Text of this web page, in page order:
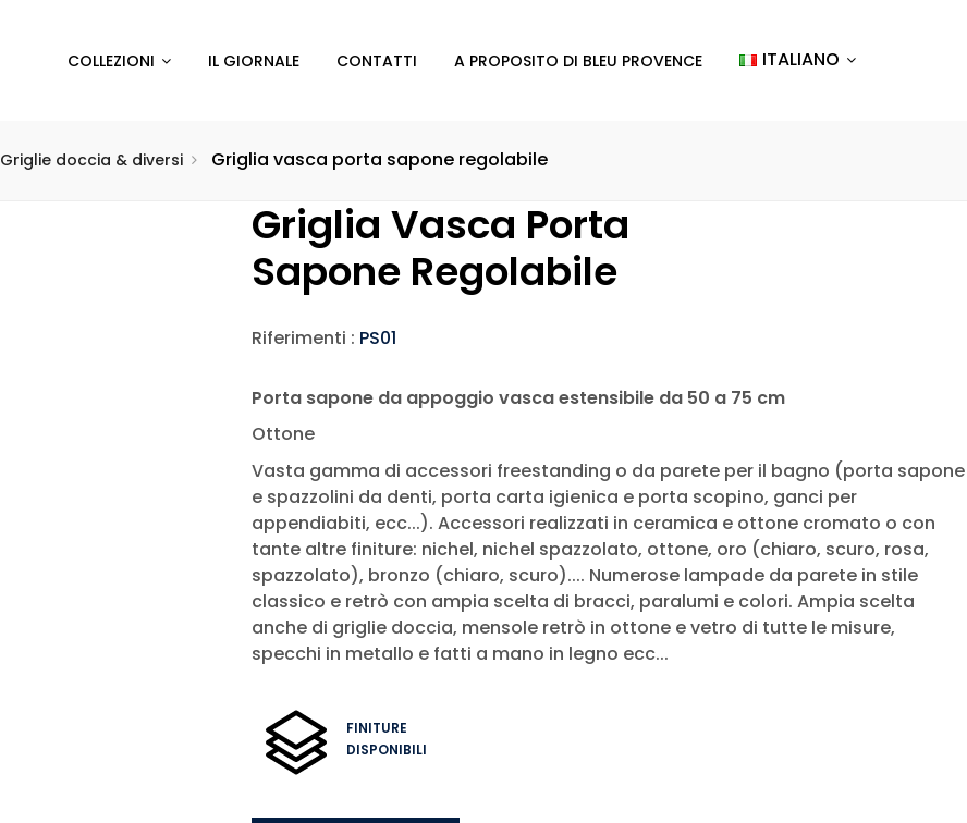
COLLEZIONI IL GIORNALE CONTATTI A PROPOSITO DI BLEU PROVENCE ITALIANO
Griglie doccia & diversi Griglia vasca porta sapone regolabile
Griglia Vasca Porta
Sapone Regolabile
Riferimenti : PS01
Porta sapone da appoggio vasca estensibile da 50 a 75 cm
Ottone
Vasta gamma di accessori freestanding o da parete per il bagno (porta sapone
e spazzolini da denti, porta carta igienica e porta scopino, ganci per
appendiabiti, ecc...). Accessori realizzati in ceramica e ottone cromato o con
tante altre finiture: nichel, nichel spazzolato, ottone, oro (chiaro, scuro, rosa,
spazzolato), bronzo (chiaro, scuro).... Numerose lampade da parete in stile
classico e retrò con ampia scelta di bracci, paralumi e colori. Ampia scelta
anche di griglie doccia, mensole retrò in ottone e vetro di tutte le misure,
specchi in metallo e fatti a mano in legno ecc...
FINITURE
DISPONIBILI